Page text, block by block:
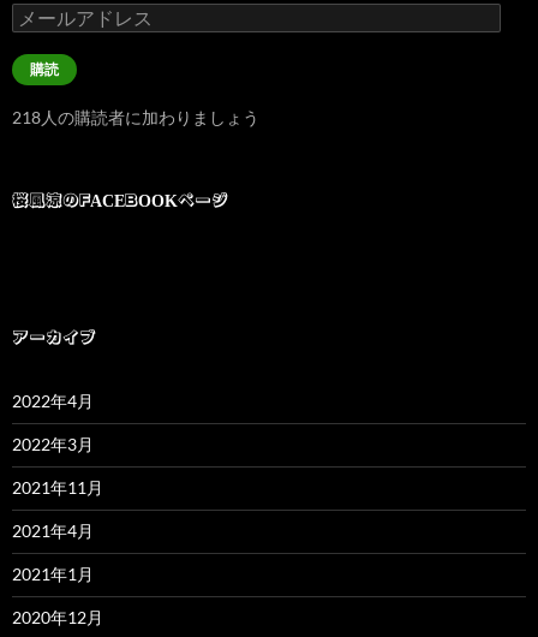
メ
ー
ル
ア
レ
購読
218人の購読者に加わりましょう
桜風涼のFACEBOOKページ
アーカイブ
2022年4月
2022年3月
2021年11月
2021年4月
2021年1月
2020年12月